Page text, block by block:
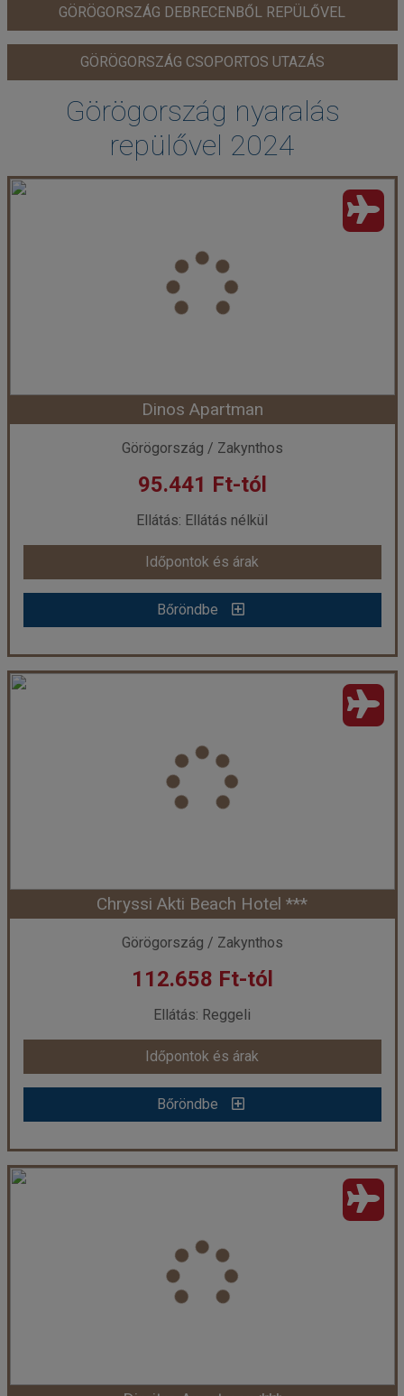
GÖRÖGORSZÁG DEBRECENBŐL REPÜLŐVEL
GÖRÖGORSZÁG CSOPORTOS UTAZÁS
Görögország nyaralás
repülővel 2024
Dinos Apartman
Görögország / Zakynthos
95.441 Ft-tól
Ellátás: Ellátás nélkül
Időpontok és árak
Bőröndbe
Dinos Apartman
Város: Laganas
Utazás módja:
Repülővel
Ellátás: Ellátás nélkül
Szálláskategória:Apartman
Időpont: 2026-09-15 | 7 éj
már 95.441 Ft-tól
Időpontok és árak
Bőröndbe
Chryssi Akti Beach Hotel ***
Görögország / Zakynthos
112.658 Ft-tól
Ellátás: Reggeli
Időpontok és árak
Bőröndbe
Chryssi Akti Beach Hotel ***
Város:Argassi
Utazás módja:
Repülővel
Ellátás:
Reggeli
Szálláskategória:Hotel ***